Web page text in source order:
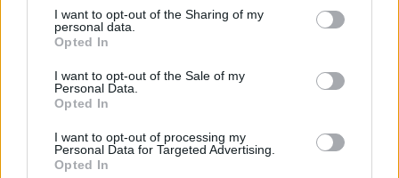
I want to opt-out of the Sharing of my
personal data.
Opted In
I want to opt-out of the Sale of my
Personal Data.
Opted In
I want to opt-out of processing my
Personal Data for Targeted Advertising.
Opted In
på jorden.
nytt, nytt, fortsätter han, och så köper man så billigt som
möjligt för att hålla budget. Då biter man sig själv lite grann i
– Ja gamla fönster får man inte slänga, utbrister Marie,